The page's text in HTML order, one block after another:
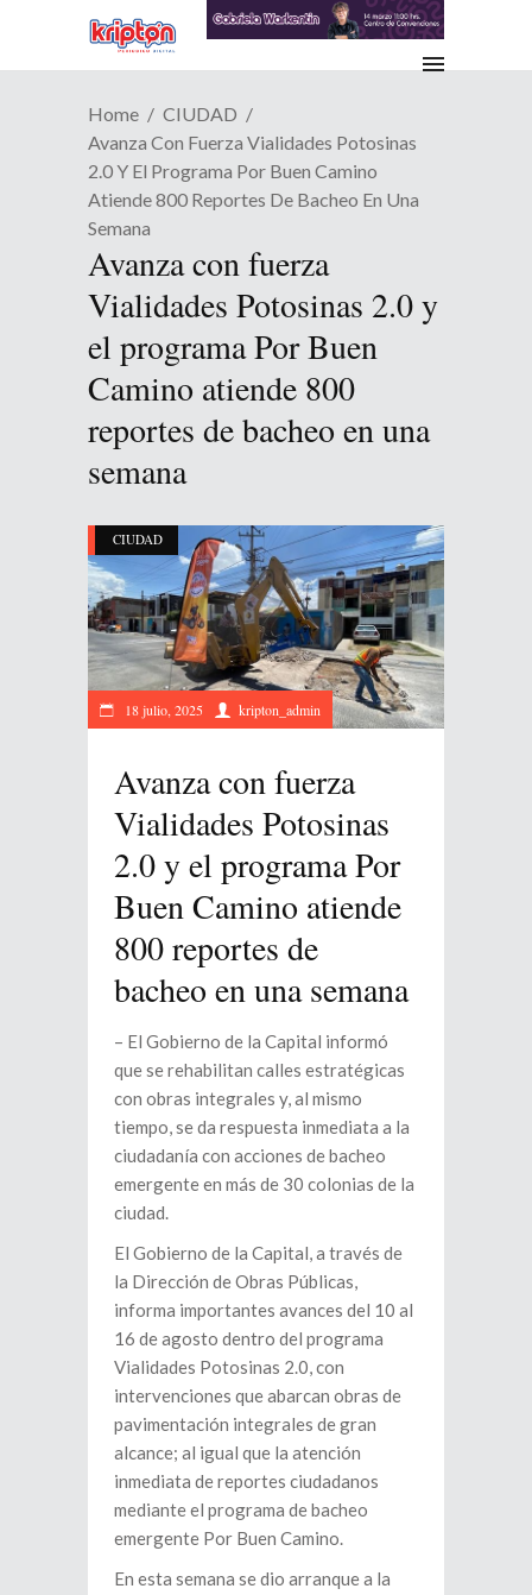
Home
CIUDAD
Avanza Con Fuerza Vialidades Potosinas
2.0 Y El Programa Por Buen Camino
Atiende 800 Reportes De Bacheo En Una
Semana
Avanza con fuerza
Vialidades Potosinas 2.0 y
el programa Por Buen
Camino atiende 800
reportes de bacheo en una
semana
CIUDAD
18 julio, 2025 kripton_admin
Avanza con fuerza
Vialidades Potosinas
2.0 y el programa Por
Buen Camino atiende
800 reportes de
bacheo en una semana
– El Gobierno de la Capital informó
que se rehabilitan calles estratégicas
con obras integrales y, al mismo
tiempo, se da respuesta inmediata a la
ciudadanía con acciones de bacheo
emergente en más de 30 colonias de la
ciudad.
El Gobierno de la Capital, a través de
la Dirección de Obras Públicas,
informa importantes avances del 10 al
16 de agosto dentro del programa
Vialidades Potosinas 2.0, con
intervenciones que abarcan obras de
pavimentación integrales de gran
alcance; al igual que la atención
inmediata de reportes ciudadanos
mediante el programa de bacheo
emergente Por Buen Camino.
En esta semana se dio arranque a la